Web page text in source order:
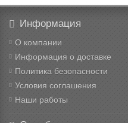
Информация
О компании
Информация о доставке
Политика безопасности
Условия соглашения
Наши работы